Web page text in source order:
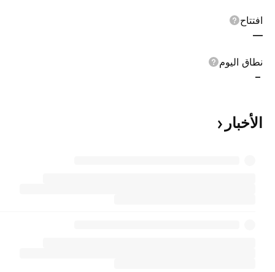
افتتاح
—
نطاق اليوم
–
الأخبار